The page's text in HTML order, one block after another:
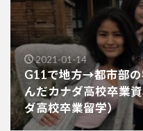
2021-01-14
G11で地方→都市部
んだカナダ高校卒業
ダ高校卒業留学）